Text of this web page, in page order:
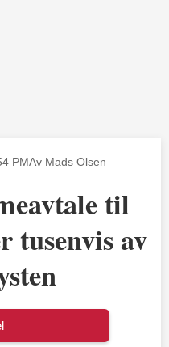
PMAv Mads Olsen
til
tusenvis av